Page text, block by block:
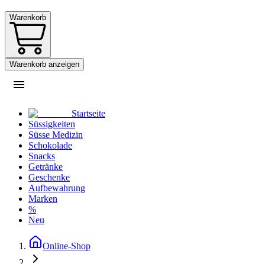
Warenkorb
Warenkorb anzeigen
Startseite
Süssigkeiten
Süsse Medizin
Schokolade
Snacks
Getränke
Geschenke
Aufbewahrung
Marken
%
Neu
Online-Shop